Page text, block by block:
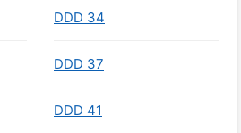
DDD 34
DDD 37
DDD 41